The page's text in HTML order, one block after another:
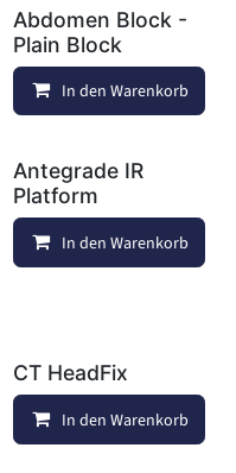
Abdomen Block -
Plain Block
In den Warenkorb
Antegrade IR
Platform
In den Warenkorb
CT HeadFix
In den Warenkorb